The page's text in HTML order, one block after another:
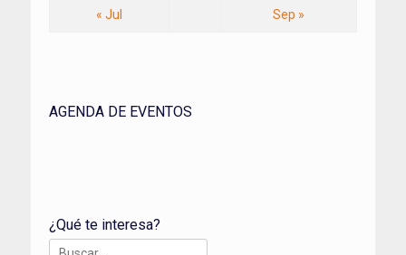
« Jul Sep »
AGENDA DE EVENTOS
¿Qué te interesa?
Buscar: